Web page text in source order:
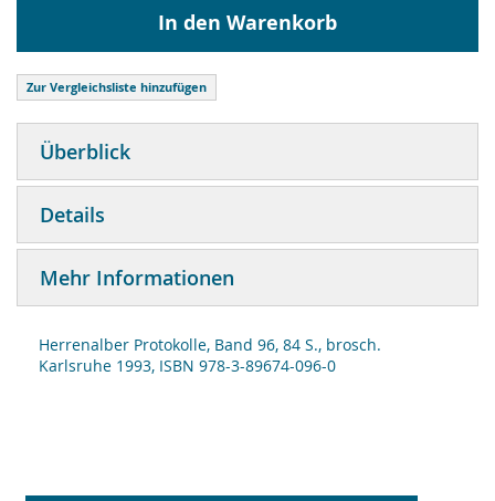
In den Warenkorb
Zur Vergleichsliste hinzufügen
Überblick
Details
Mehr Informationen
Herrenalber Protokolle, Band 96, 84 S., brosch.
Karlsruhe 1993, ISBN 978-3-89674-096-0